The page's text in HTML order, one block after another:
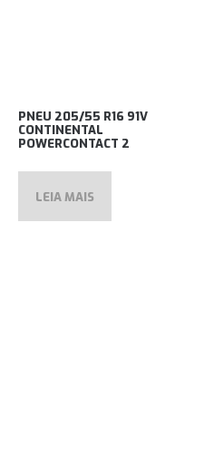
PNEU 205/55 R16 91V
CONTINENTAL
POWERCONTACT 2
LEIA MAIS